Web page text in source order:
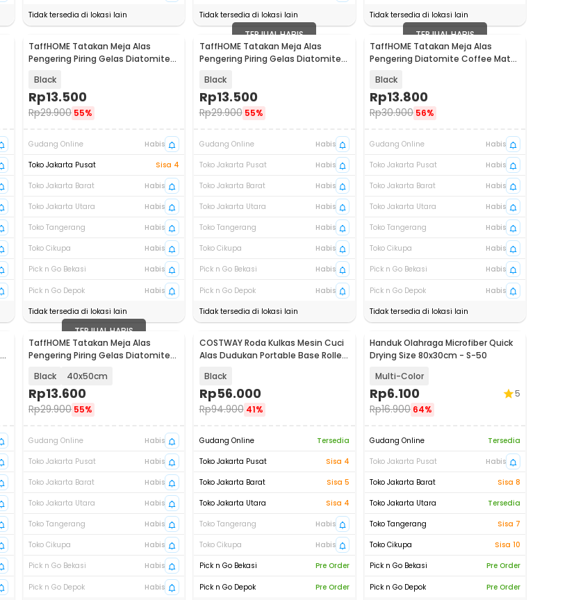
Tidak tersedia di lokasi lain
Tidak tersedia di lokasi lain
Tidak tersedia di lokasi lain
TaffHOME Tatakan Meja Alas
Pengering Piring Gelas Diatomite
Black
Rp13.500
Rp29.900 55%
Gudang Online
Habis
Toko Jakarta Pusat
Sisa 4
Toko Jakarta Barat
Habis
Toko Jakarta Utara
Habis
Toko Tangerang
Habis
Toko Cikupa
Habis
Pick n Go Bekasi
Habis
Pick n Go Depok
Habis
Tidak tersedia di lokasi lain
TERJUAL HABIS
TaffHOME Tatakan Meja Alas
Pengering Piring Gelas Diatomite
Black
Rp13.500
Rp29.900 55%
Gudang Online
Habis
Toko Jakarta Pusat
Habis
Toko Jakarta Barat
Habis
Toko Jakarta Utara
Habis
Toko Tangerang
Habis
Toko Cikupa
Habis
Pick n Go Bekasi
Habis
Pick n Go Depok
Habis
Tidak tersedia di lokasi lain
TERJUAL HABIS
TaffHOME Tatakan Meja Alas
Pengering Diatomite Coffee Mat
Black
Rp13.800
Rp30.900 56%
Gudang Online
Habis
Toko Jakarta Pusat
Habis
Toko Jakarta Barat
Habis
Toko Jakarta Utara
Habis
Toko Tangerang
Habis
Toko Cikupa
Habis
Pick n Go Bekasi
Habis
Pick n Go Depok
Habis
Tidak tersedia di lokasi lain
TERJUAL HABIS
TaffHOME Tatakan Meja Alas
Pengering Piring Gelas Diatomite
Black 40x50cm
Rp13.600
Rp29.900 55%
Gudang Online
Habis
Toko Jakarta Pusat
Habis
Toko Jakarta Barat
Habis
Toko Jakarta Utara
Habis
Toko Tangerang
Habis
Toko Cikupa
Habis
Pick n Go Bekasi
Habis
Pick n Go Depok Habis
COSTWAY Roda Kulkas Mesin Cuci
Alas Dudukan Portable Base Roller
Black
Rp56.000
Rp94.900 41%
Gudang Online
Tersedia
Toko Jakarta Pusat
Sisa 4
Toko Jakarta Barat
Sisa 5
Toko Jakarta Utara
Sisa 4
Toko Tangerang
Habis
Toko Cikupa
Habis
Pick n Go Bekasi
Pre Order
Pick n Go Depok Pre Order
Handuk Olahraga Microfiber Quick
Drying Size 80x30cm - S-50
Multi-Color
Rp6.100
Rp16.900 64%
5
Gudang Online
Tersedia
Toko Jakarta Pusat
Habis
Toko Jakarta Barat
Sisa 8
Toko Jakarta Utara
Tersedia
Toko Tangerang
Sisa 7
Toko Cikupa
Sisa 10
Pick n Go Bekasi
Pre Order
Pick n Go Depok Pre Order